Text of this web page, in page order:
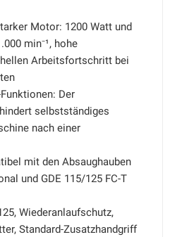
Motor: 1200 Watt und
min⁻¹, hohe
Arbeitsfortschritt bei
Der
selbstständiges
nach einer
mit den Absaughauben
und GDE 115/125 FC-T
Wiederanlaufschutz,
Standard-Zusatzhandgriff